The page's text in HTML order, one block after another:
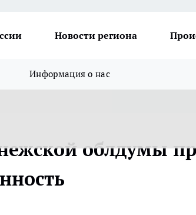
Новости региона
Информация о нас
облдумы